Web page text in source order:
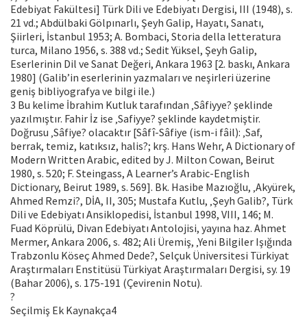
Edebiyat Fakültesi] Türk Dili ve Edebiyatı Dergisi, III (1948), s.
21 vd.; Abdülbaki Gölpınarlı, Şeyh Galip, Hayatı, Sanatı,
Şiirleri, İstanbul 1953; A. Bombaci, Storia della letteratura
turca, Milano 1956, s. 388 vd.; Sedit Yüksel, Şeyh Galip,
Eserlerinin Dil ve Sanat Değeri, Ankara 1963 [2. baskı, Ankara
1980] (Galib’in eserlerinin yazmaları ve neşirleri üzerine
geniş bibliyografya ve bilgi ile.)
3 Bu kelime İbrahim Kutluk tarafından ‚Sâfiyye? şeklinde
yazılmıştır. Fahir İz ise ‚Safiyye? şeklinde kaydetmiştir.
Doğrusu ‚Sâfiye? olacaktır [Sâfî-Sâfiye (ism-i fâil): ‚Saf,
berrak, temiz, katıksız, halis?; krş. Hans Wehr, A Dictionary of
Modern Written Arabic, edited by J. Milton Cowan, Beirut
1980, s. 520; F. Steingass, A Learner’s Arabic-English
Dictionary, Beirut 1989, s. 569]. Bk. Hasibe Mazıoğlu, ‚Akyürek,
Ahmed Remzi?, DİA, II, 305; Mustafa Kutlu, ‚Şeyh Galib?, Türk
Dili ve Edebiyatı Ansiklopedisi, İstanbul 1998, VIII, 146; M.
Fuad Köprülü, Divan Edebiyatı Antolojisi, yayına haz. Ahmet
Mermer, Ankara 2006, s. 482; Ali Üremiş, ‚Yeni Bilgiler Işığında
Trabzonlu Köseç Ahmed Dede?, Selçuk Üniversitesi Türkiyat
Araştırmaları Enstitüsü Türkiyat Araştırmaları Dergisi, sy. 19
(Bahar 2006), s. 175-191 (Çevirenin Notu).
?
Seçilmiş Ek Kaynakça4